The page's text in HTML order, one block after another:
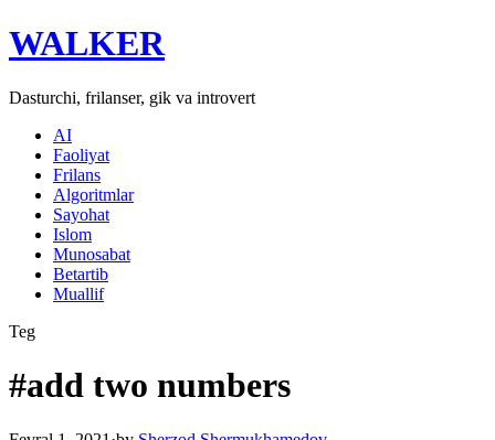
WALKER
Dasturchi, frilanser, gik va introvert
AI
Faoliyat
Frilans
Algoritmlar
Sayohat
Islom
Munosabat
Betartib
Muallif
Teg
#add two numbers